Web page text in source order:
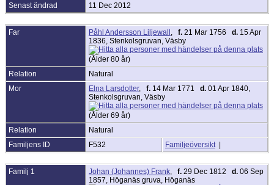
Senast ändrad
11 Dec 2012
Far Påhl Andersson Liljewall f. 21 Mar 1756 d. 15 Apr
1836, Stenkolsgruvan, Väsby
(Ålder 80 år)
Relation
Natural
Mor
Elna Larsdotter, f. 14 Mar 1771 d. 01 Apr 1840,
Stenkolsgruvan, Väsby
(Ålder 69 år)
Relation
Natural
Familjens ID
F532 Familjeöversikt |
Familj 1 Johan (Johannes) Frank f. 29 Dec 1812 d. 06 Sep
1857, Höganäs gruva, Höganäs